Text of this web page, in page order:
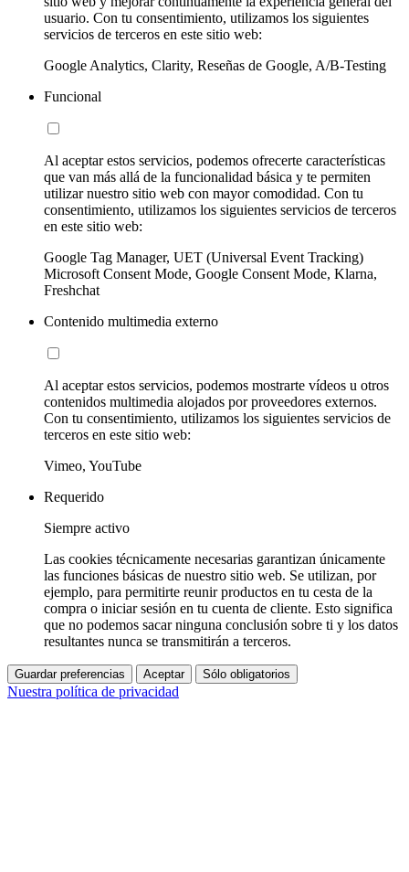
usuario. Con tu consentimiento, utilizamos los siguientes
servicios de terceros en este sitio web:
Google Analytics, Clarity, Reseñas de Google, A/B-Testing
Funcional
Al aceptar estos servicios, podemos ofrecerte características
que van más allá de la funcionalidad básica y te permiten
utilizar nuestro sitio web con mayor comodidad. Con tu
consentimiento, utilizamos los siguientes servicios de terceros
en este sitio web:
Google Tag Manager, UET (Universal Event Tracking)
Microsoft Consent Mode, Google Consent Mode, Klarna,
Freshchat
Contenido multimedia externo
Al aceptar estos servicios, podemos mostrarte vídeos u otros
contenidos multimedia alojados por proveedores externos.
Con tu consentimiento, utilizamos los siguientes servicios de
terceros en este sitio web:
Vimeo, YouTube
Requerido
Siempre activo
Las cookies técnicamente necesarias garantizan únicamente
las funciones básicas de nuestro sitio web. Se utilizan, por
ejemplo, para permitirte reunir productos en tu cesta de la
compra o iniciar sesión en tu cuenta de cliente. Esto significa
que no podemos sacar ninguna conclusión sobre ti y los datos
resultantes nunca se transmitirán a terceros.
Guardar preferencias Aceptar Sólo obligatorios
Nuestra política de privacidad